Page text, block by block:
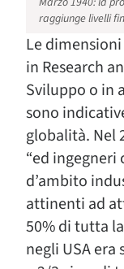
raggiunge livelli
Le
in Research
Sviluppo o in
sono
globalità. Nel
“ed ingegneri
d’ambito
attinenti ad
50% di tutta la
negli USA